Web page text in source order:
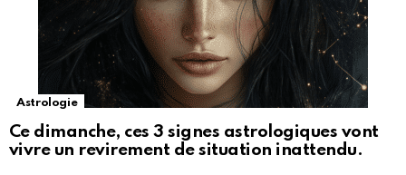
Astrologie
Ce dimanche, ces 3 signes astrologiques vont
vivre un revirement de situation inattendu.